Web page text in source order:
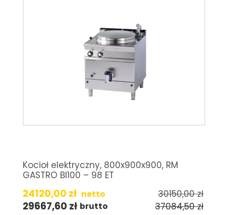
Kocioł elektryczny, 800x900x900, RM
GASTRO BI100 – 98 ET
24120,00 zł netto 30150,00zł
29667,60 zł brutto 37084,50zł